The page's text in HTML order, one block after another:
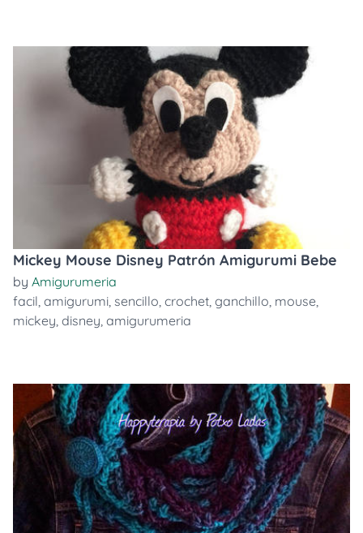
Mickey Mouse Disney Patrón Amigurumi Bebe
by Amigurumeria
facil, amigurumi, sencillo, crochet, ganchillo, mouse,
mickey, disney, amigurumeria